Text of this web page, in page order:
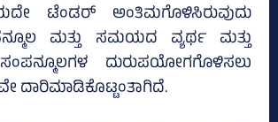
ಟೆಂಡರ್ ಅಂತಿಮಗೊಳಿಸಿರುವುದು
ಮತ್ತು ಸಮಯದ ವ್ಯರ್ಥ ಮತ್ತು
ದುರುಪಯೋಗಗೊಳಿಸಲು
ದಾರಿಮಾಡಿಕೊಟ್ಟಂತಾಗಿದೆ.